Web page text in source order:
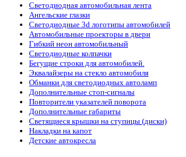
Светодиодная автомобильная лента
Ангельские глазки
Светодиодные 3d логотипы автомобилей
Автомобильные проекторы в двери
Гибкий неон автомобильный
Светодиодные колпачки
Бегущие строки для автомобилей.
Эквалайзеры на стекло автомобиля
Обманки для светодиодных автоламп
Дополнительные стоп-сигналы
Повторители указателей поворота
Дополнительные габариты
Светящиеся крышки на ступицы (диски)
Накладки на капот
Детские автокресла